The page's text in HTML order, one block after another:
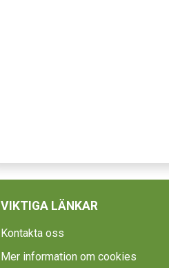
VIKTIGA LÄNKAR
Kontakta oss
Mer information om cookies